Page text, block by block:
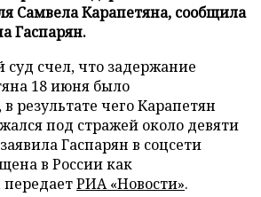
Самвела Карапетяна, сообщила
Гаспарян.
счел, что задержание
18 июня было
результате чего Карапетян
под стражей около девяти
Гаспарян в соцсети
в России как
передаетРИА «Новости».